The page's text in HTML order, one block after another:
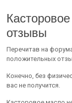
отзывы
Перечитав на
положительных
Конечно, без
вас не получится.